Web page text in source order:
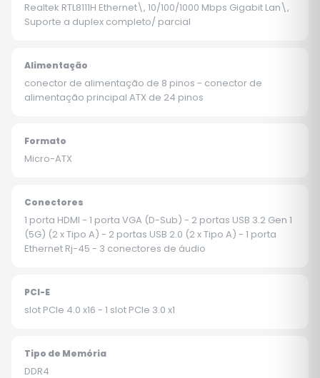
Realtek RTL8111H Ethernet\, 10/100/1000 Mbps Gigabit Lan\,
Suporte a duplex completo/ parcial
Alimentação
conector de alimentação de 8 pinos - conector de
alimentação principal ATX de 24 pinos
Formato
Micro-ATX
Conectores
1 porta HDMI - 1 porta VGA (D-Sub) - 2 portas USB 3.2 Gen 1
(5G) (2 x Tipo A) - 2 portas USB 2.0 (2 x Tipo A) - 1 porta
Ethernet Rj-45 - 3 conectores de áudio
PCI-E
slot PCIe 4.0 x16 - 1 slot PCIe 3.0 x1
Tipo de Memória
DDR4